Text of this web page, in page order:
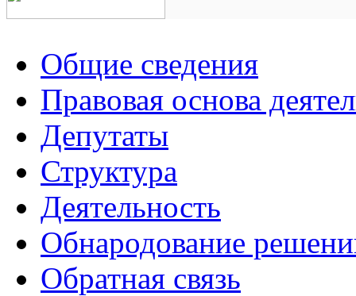
Общие сведения
Правовая основа
Депутаты
Структура
Деятельность
Обнародование
Обратная связь